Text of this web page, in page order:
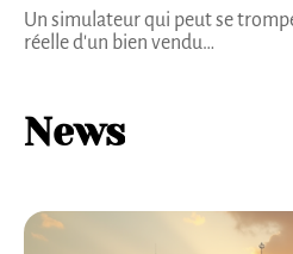
Un simulateur qui peut se
réelle d'un bien vendu…
News